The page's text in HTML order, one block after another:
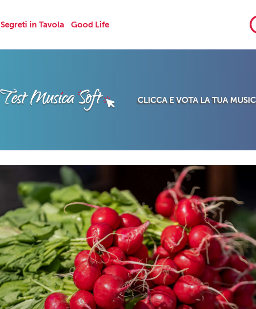
Segreti in Tavola Good Life
CLICCA E VOTA LA TUA